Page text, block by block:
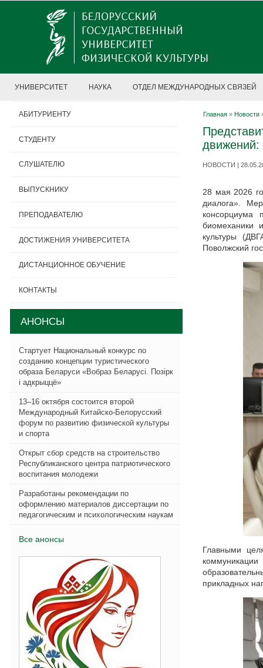
УНИВЕРСИТЕТ НАУКА ОТДЕЛ МЕЖДУНАРОДНЫХ СВЯЗЕЙ
Главная » Новости
движений:
НОВОСТИ |
28 мая 2026
диалога».
консорциума
биомеханики
культуры
Поволжский
Главными
прикладных
АБИТУРИЕНТУ
СТУДЕНТУ
СЛУШАТЕЛЮ
ВЫПУСКНИКУ
ПРЕПОДАВАТЕЛЮ
ДОСТИЖЕНИЯ УНИВЕРСИТЕТА
ДИСТАНЦИОННОЕ ОБУЧЕНИЕ
КОНТАКТЫ
АНОНСЫ
Стартует Национальный конкурс по
созданию концепции туристического
образа Беларуси «Вобраз Беларусi. Позiрк
i адкрыццё»
13–16 октября состоится второй
Международный Китайско-Белорусский
форум по развитию физической культуры
и спорта
Открыт сбор средств на строительство
Республиканского центра патриотического
воспитания молодежи
Разработаны рекомендации по
оформлению материалов диссертации по
педагогическим и психологическим наукам
Все анонсы